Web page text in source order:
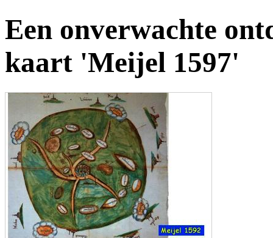
Een onverwachte
kaart 'Meijel 1597'